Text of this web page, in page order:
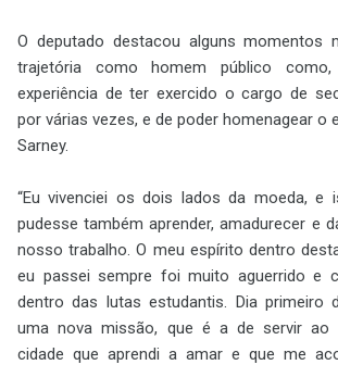
O deputado destacou alguns momentos
trajetória como homem público
experiência de ter exercido o cargo de
por várias vezes, e de poder homenagear o
Sarney.
“Eu vivenciei os dois lados da moeda, e
pudesse também aprender, amadurecer e
nosso trabalho. O meu espírito dentro
eu passei sempre foi muito aguerrido e
dentro das lutas estudantis. Dia primeiro
uma nova missão, que é a de servir ao
cidade que aprendi a amar e que me